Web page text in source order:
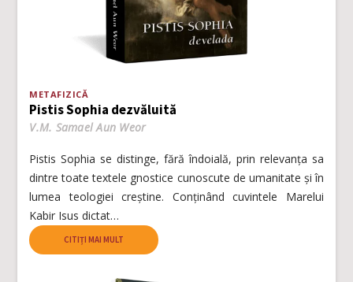
METAFIZICĂ
Pistis Sophia dezvăluită
V.M. Samael Aun Weor
Pistis Sophia se distinge, fără îndoială, prin relevanța sa
dintre toate textele gnostice cunoscute de umanitate și în
lumea teologiei creștine. Conținând cuvintele Marelui
Kabir Isus dictat…
CITIȚI MAI MULT